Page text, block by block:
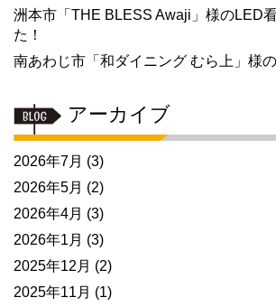
洲本市「THE BLESS Awaji」様のLED
た！
南あわじ市「和ダイニング むら上」様
アーカイブ
2026年7月 (3)
2026年5月 (2)
2026年4月 (3)
2026年1月 (3)
2025年12月 (2)
2025年11月 (1)